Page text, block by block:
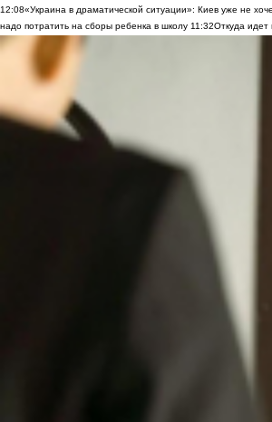
12:08«Украина в драматической ситуации»: Киев уже не
надо потратить на сборы ребенка в школу 11:32Откуда